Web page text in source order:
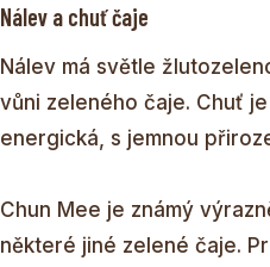
Nálev a chuť čaje
Nálev má světle
vůni zeleného čaje. Chuť
energická, s jemnou
Chun Mee je známý
některé jiné zelené čaje.